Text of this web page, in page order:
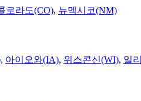
로라도(CO), 뉴멕시코(NM)
, 아이오와(IA), 위스콘신(WI), 일